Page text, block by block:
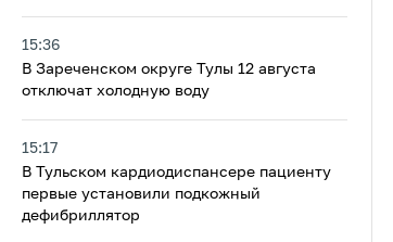
15:36
В Зареченском округе Тулы 12 августа
отключат холодную воду
15:17
В Тульском кардиодиспансере пациенту
первые установили подкожный
дефибриллятор